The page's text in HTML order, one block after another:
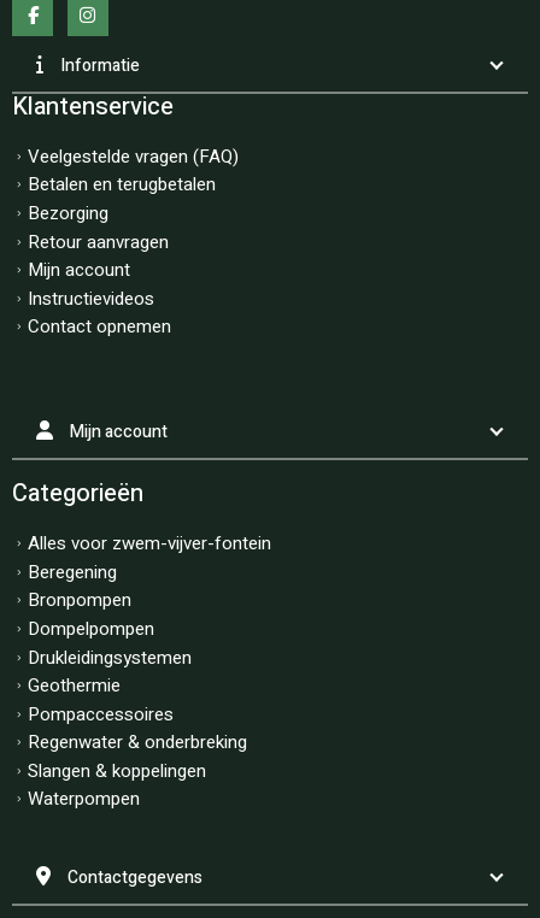
Informatie
Klantenservice
Veelgestelde vragen (FAQ)
Betalen en terugbetalen
Bezorging
Retour aanvragen
Mijn account
Instructievideos
Contact opnemen
Mijn account
Categorieën
Alles voor zwem-vijver-fontein
Beregening
Bronpompen
Dompelpompen
Drukleidingsystemen
Geothermie
Pompaccessoires
Regenwater & onderbreking
Slangen & koppelingen
Waterpompen
Contactgegevens